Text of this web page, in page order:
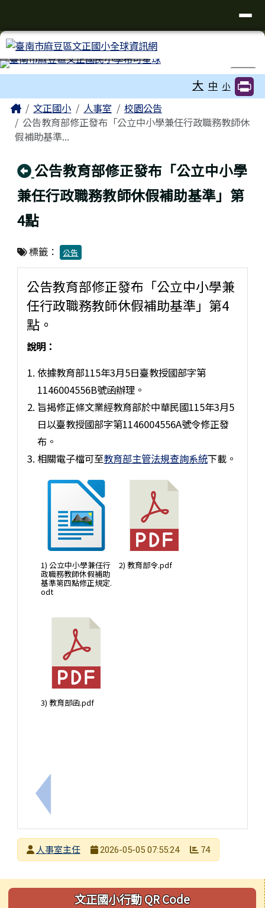
⏸
大 中 小
主內容區域
Home文正國小 人事室
校園公告
公告教育部修正發布「公立中小學兼任行政職務教師休
假補助基準...
回上頁
公告教育部修正發布「公立中小學
兼任行政職務教師休假補助基準」第
4點
標籤： 公告
上一筆：公告市府函轉115年地方公職人員選舉中央
公告教育部修正發布「公立中小學兼
任行政職務教師休假補助基準」第4
點。
說明：
依據教育部115年3月5日臺教授國部字第
1146004556B號函辦理。
旨揭修正條文業經教育部於中華民國115年3月5
日以臺教授國部字第1146004556A號令修正發
布。
相關電子檔可至教育部主管法規查詢系統下載。
1) 公立中小學兼任行
政職務教師休假補助
基準第四點修正規定.
odt
2) 教育部令.pdf
3) 教育部函.pdf
發布者人事室主任
2026-05-05 07:55:24 74
左邊區域內容文正國小行動 QR Code
頁尾區域